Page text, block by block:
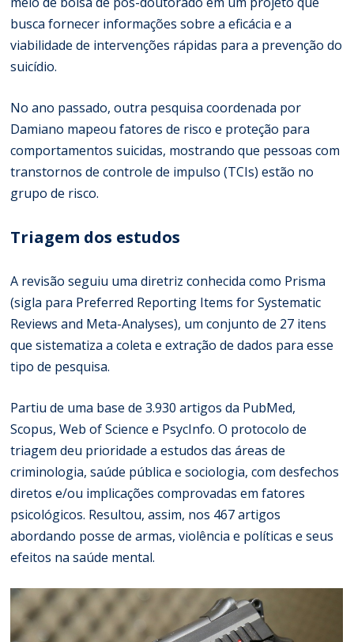
busca fornecer informações sobre a eficácia e a
viabilidade de intervenções rápidas para a prevenção do
suicídio.
No ano passado, outra pesquisa coordenada por
Damiano mapeou fatores de risco e proteção para
comportamentos suicidas, mostrando que pessoas com
transtornos de controle de impulso (TCIs) estão no
grupo de risco.
Triagem dos estudos
A revisão seguiu uma diretriz conhecida como Prisma
(sigla para Preferred Reporting Items for Systematic
Reviews and Meta-Analyses), um conjunto de 27 itens
que sistematiza a coleta e extração de dados para esse
tipo de pesquisa.
Partiu de uma base de 3.930 artigos da PubMed,
Scopus, Web of Science e PsycInfo. O protocolo de
triagem deu prioridade a estudos das áreas de
criminologia, saúde pública e sociologia, com desfechos
diretos e/ou implicações comprovadas em fatores
psicológicos. Resultou, assim, nos 467 artigos
abordando posse de armas, violência e políticas e seus
efeitos na saúde mental.